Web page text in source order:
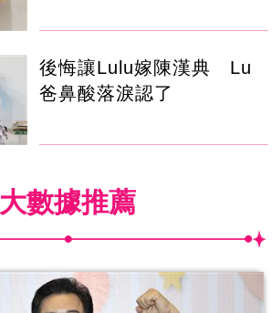
後悔讓Lulu嫁陳漢典 Lu
爸鼻酸落淚認了
大數據推薦